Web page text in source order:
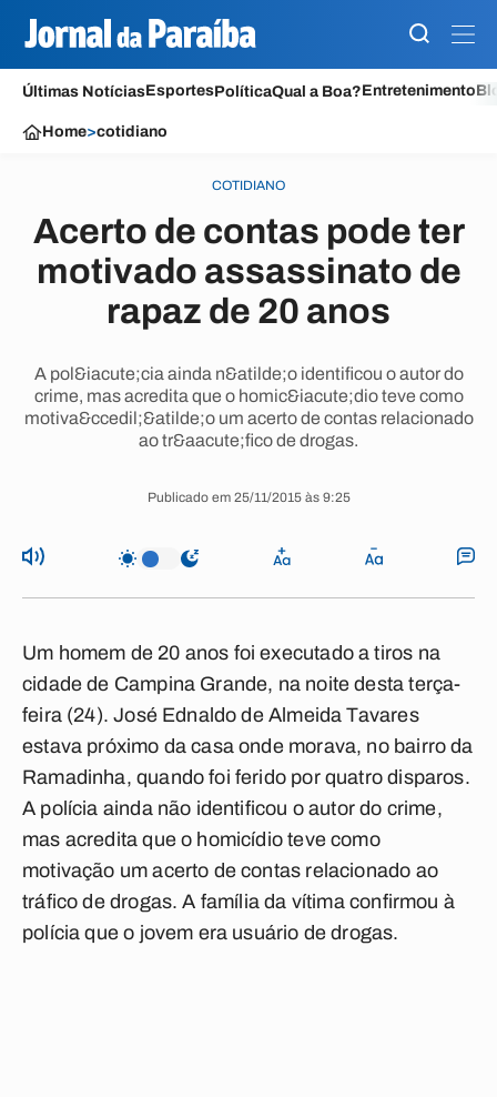
Últimas NotíciasEsportesPolíticaQual a Boa?Entretenimento
Home>cotidiano
COTIDIANO
Acerto de contas pode ter
motivado assassinato de
rapaz de 20 anos
A pol&iacute;cia ainda n&atilde;o identificou o autor do
crime, mas acredita que o homic&iacute;dio teve como
motiva&ccedil;&atilde;o um acerto de contas relacionado
ao tr&aacute;fico de drogas.
Publicado em 25/11/2015 às 9:25
Um homem de 20 anos foi executado a tiros na
cidade de Campina Grande, na noite desta terça-
feira (24). José Ednaldo de Almeida Tavares
estava próximo da casa onde morava, no bairro da
Ramadinha, quando foi ferido por quatro disparos.
A polícia ainda não identificou o autor do crime,
mas acredita que o homicídio teve como
motivação um acerto de contas relacionado ao
tráfico de drogas. A família da vítima confirmou à
polícia que o jovem era usuário de drogas.